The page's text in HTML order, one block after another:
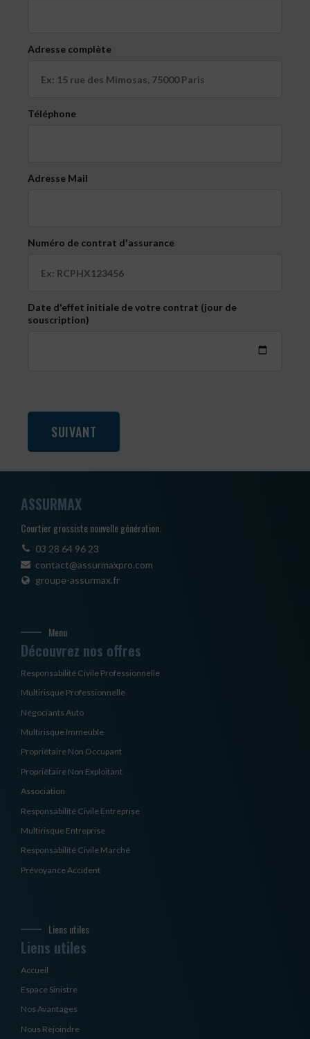
Adresse complète
Téléphone
Adresse Mail
Numéro de contrat d'assurance
Date d'effet initiale de votre contrat (jour de
souscription)
ASSURMAX
Courtier grossiste nouvelle génération.
03 28 64 96 23
contact@assurmaxpro.com
groupe-assurmax.fr
Menu
Découvrez nos offres
Responsabilité Civile Professionnelle
Multirisque Professionnelle
Négociants Auto
Multirisque Immeuble
Propriétaire Non Occupant
Propriétaire Non Exploitant
Association
Responsabilité Civile Entreprise
Multirisque Entreprise
Responsabilité Civile Marché
Prévoyance Accident
Liens utiles
Liens utiles
Accueil
Espace Sinistre
Nos Avantages
Nous Rejoindre